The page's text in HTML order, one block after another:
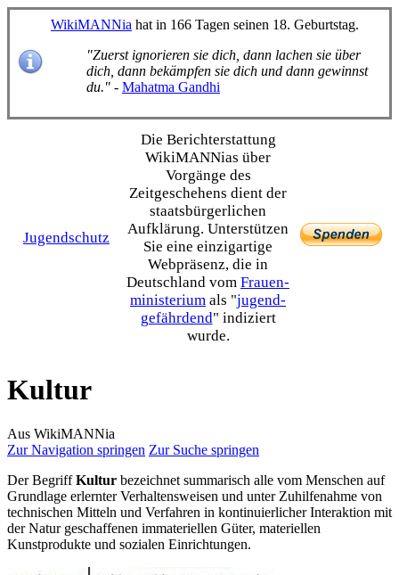
WikiMANNia hat in 166 Tagen seinen 18. Geburtstag.
"Zuerst ignorieren sie dich, dann lachen sie über
dich, dann bekämpfen sie dich und dann gewinnst
du." - Mahatma Gandhi
Jugendschutz
Die Bericht­erstattung
WikiMANNias über
Vorgänge des
Zeitgeschehens dient der
staats­bürgerlichen
Aufklärung. Unterstützen
Sie eine einzig­artige
Webpräsenz, die in
Deutschland vom Frauen­
ministerium als "jugend­
gefährdend" indiziert
wurde.
Kultur
Aus WikiMANNia
Zur Navigation springen Zur Suche springen
Der BegriffKultur bezeichnet summarisch alle vom Menschen auf
Grundlage erlernter Verhaltensweisen und unter Zuhilfenahme von
technischen Mitteln und Verfahren in kontinuierlicher Interaktion mit
der Natur geschaffenen immateriellen Güter, materiellen
Kunstprodukte und sozialen Einrichtungen.